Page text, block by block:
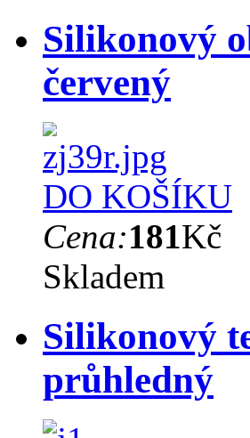
Silikonový
červený
DO KOŠÍKU
Cena:181Kč
Skladem
Silikonový
průhledný